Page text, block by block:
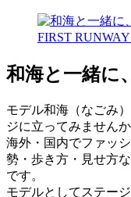
和海と一緒に
モデル和海（なごみ
ジに立ってみませんか
海外・国内でファッ
勢・歩き方・見せ方
です。
モデルとしてステー